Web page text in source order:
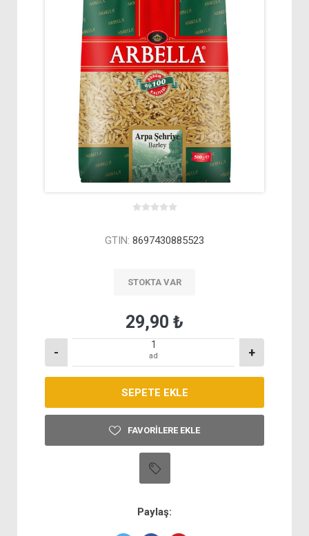
GTIN: 8697430885523
STOKTA VAR
29,90 ₺
- ad +
FAVORILERE EKLE
Paylaş: